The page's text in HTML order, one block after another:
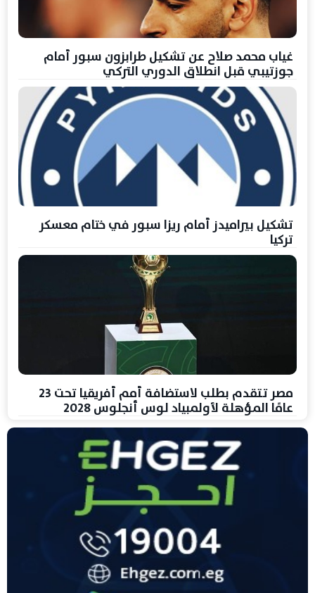
غياب محمد صلاح عن تشكيل طرابزون سبور أمام
جوزتيبي قبل انطلاق الدوري التركي
تشكيل بيراميدز أمام ريزا سبور في ختام معسكر
تركيا
مصر تتقدم بطلب لاستضافة أمم أفريقيا تحت 23
عامًا المؤهلة لأولمبياد لوس أنجلوس 2028